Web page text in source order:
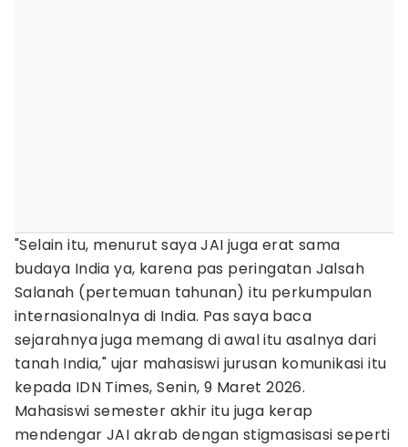
"Selain itu, menurut saya JAI juga erat sama
budaya India ya, karena pas peringatan Jalsah
Salanah (pertemuan tahunan) itu perkumpulan
internasionalnya di India. Pas saya baca
sejarahnya juga memang di awal itu asalnya dari
tanah India," ujar mahasiswi jurusan komunikasi itu
kepada IDN Times, Senin, 9 Maret 2026.
Mahasiswi semester akhir itu juga kerap
mendengar JAI akrab dengan stigmasisasi seperti